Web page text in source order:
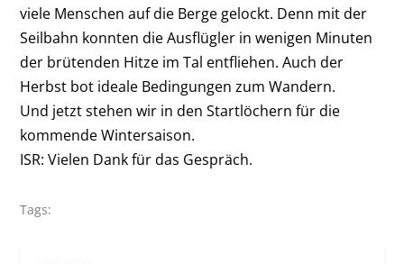
viele Menschen auf die Berge gelockt. Denn mit der
Seilbahn konnten die Ausflügler in wenigen Minuten
der brütenden Hitze im Tal entfliehen. Auch der
Herbst bot ideale Bedingungen zum Wandern.
Und jetzt stehen wir in den Startlöchern für die
kommende Wintersaison.
ISR: Vielen Dank für das Gespräch.
Tags: